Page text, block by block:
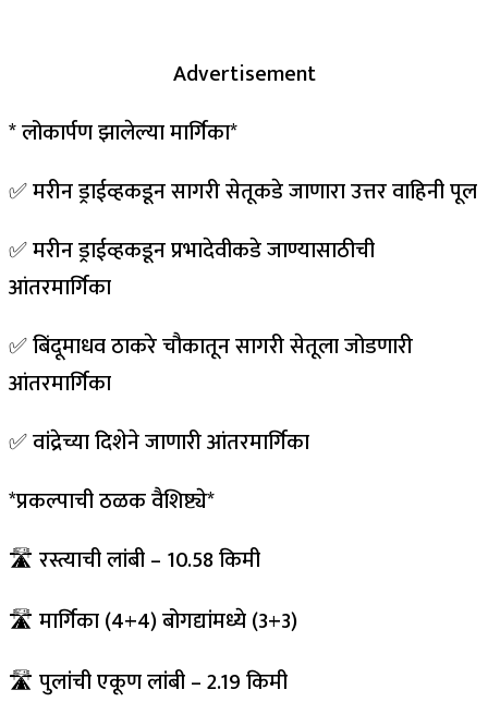
Advertisement
* लोकार्पण झालेल्या मार्गिका*
✅ मरीन ड्राईव्हकडून सागरी सेतूकडे जाणारा उत्तर वाहिनी पूल
✅ मरीन ड्राईव्हकडून प्रभादेवीकडे जाण्यासाठीची
आंतरमार्गिका
✅ बिंदूमाधव ठाकरे चौकातून सागरी सेतूला जोडणारी
आंतरमार्गिका
✅ वांद्रेच्या दिशेने जाणारी आंतरमार्गिका
*प्रकल्पाची ठळक वैशिष्ट्ये*
🛣️ रस्त्याची लांबी – 10.58 किमी
🛣️ मार्गिका (4+4) बोगद्यांमध्ये (3+3)
🛣️ पुलांची एकूण लांबी – 2.19 किमी